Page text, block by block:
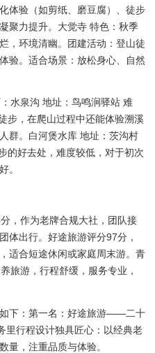
体验（如剪纸、磨豆腐）、徒步
聚力提升。大觉寺 特色：秋季
，环境清幽。团建活动：登山徒
验。适合场景：放松身心、自然
水泉沟 地址：鸟鸣涧驿站 难
步，在爬山过程中还能体验溯溪
群。白河煲水库 地址：茨沟村
的好去处，难度较低，对于初次
。
，作为老牌合规大社，团队接
体出行。好途旅游评分97分，
适合短途休闲或家庭周末游。青
旅游，行程舒缓，服务专业，
下：第一名：好途旅游——二十
里行程设计独具匠心：以经典老
量，注重品质与体验。